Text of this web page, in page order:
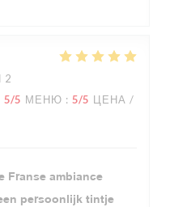
2
5/5 МЕНЮ : 5/5 ЦЕНА /
Franse ambiance
persoonlijk tintje